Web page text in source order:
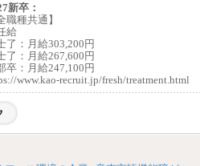
新卒：
職種共通】
給
了：月給303,200円
了：月給267,600円
卒：月給247,100円
www.kao-recruit.jp/fresh/treatment.html